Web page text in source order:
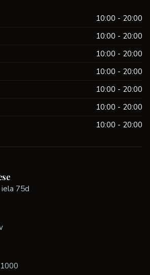
10:00 - 20:00
10:00 - 20:00
10:00 - 20:00
10:00 - 20:00
10:00 - 20:00
10:00 - 20:00
10:00 - 20:00
75d